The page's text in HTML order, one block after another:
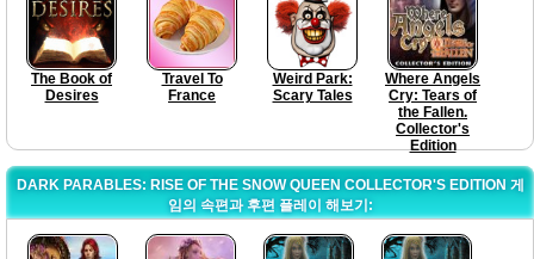
The Book of
Desires
Travel To
France
Weird Park:
Scary Tales
Where Angels
Cry: Tears of
the Fallen.
Collector's
Edition
DARK PARABLES: RISE OF THE SNOW QUEEN COLLECTOR'S EDITION 게
임의 속편과 후편 플레이 해보기: